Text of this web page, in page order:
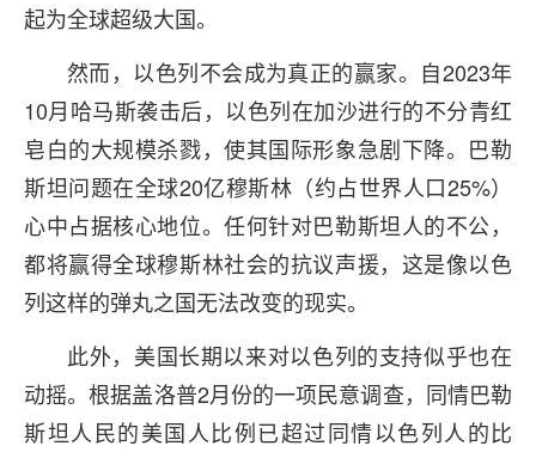
起为全球超级大国。
然而，以色列不会成为真正的赢家。自2023年
10月哈马斯袭击后，以色列在加沙进行的不分青红
皂白的大规模杀戮，使其国际形象急剧下降。巴勒
斯坦问题在全球20亿穆斯林（约占世界人口25%）
心中占据核心地位。任何针对巴勒斯坦人的不公，
都将赢得全球穆斯林社会的抗议声援，这是像以色
列这样的弹丸之国无法改变的现实。
此外，美国长期以来对以色列的支持似乎也在
动摇。根据盖洛普2月份的一项民意调查，同情巴勒
斯坦人民的美国人比例已超过同情以色列人的比